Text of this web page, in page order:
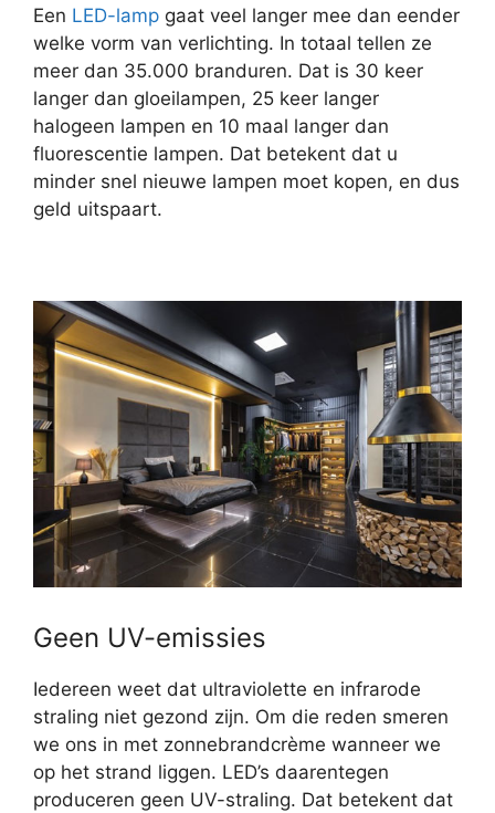
Een LED-lamp gaat veel langer mee dan eender
welke vorm van verlichting. In totaal tellen ze
meer dan 35.000 branduren. Dat is 30 keer
langer dan gloeilampen, 25 keer langer
halogeen lampen en 10 maal langer dan
fluorescentie lampen. Dat betekent dat u
minder snel nieuwe lampen moet kopen, en dus
geld uitspaart.
Geen UV-emissies
Iedereen weet dat ultraviolette en infrarode
straling niet gezond zijn. Om die reden smeren
we ons in met zonnebrandcrème wanneer we
op het strand liggen. LED’s daarentegen
produceren geen UV-straling. Dat betekent dat